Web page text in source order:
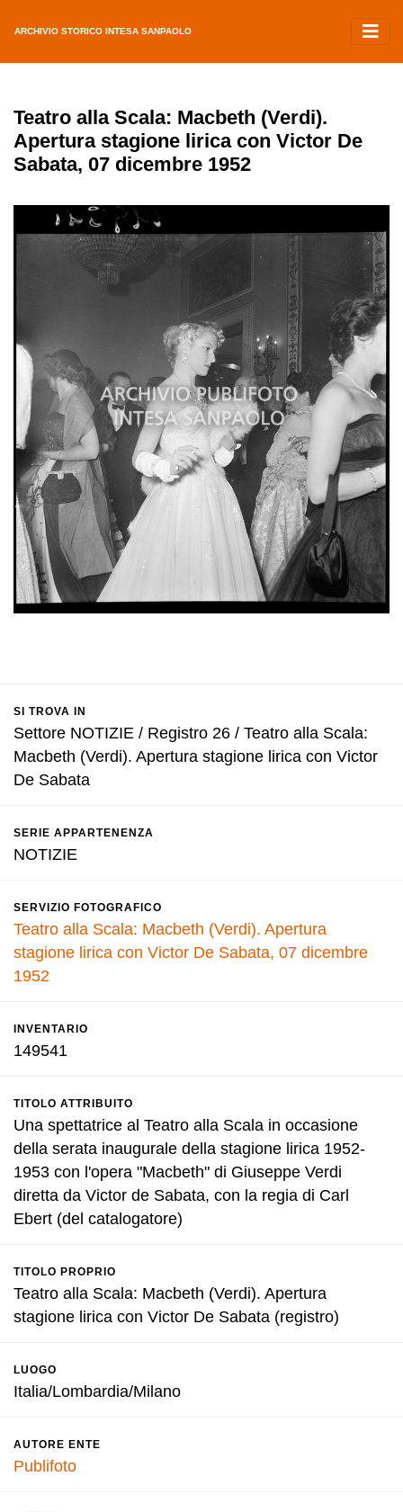
ARCHIVIO STORICO INTESA SANPAOLO
Teatro alla Scala: Macbeth (Verdi).
Apertura stagione lirica con Victor De
Sabata, 07 dicembre 1952
SI TROVA IN
Settore NOTIZIE / Registro 26 / Teatro alla Scala:
Macbeth (Verdi). Apertura stagione lirica con Victor
De Sabata
SERIE APPARTENENZA
NOTIZIE
SERVIZIO FOTOGRAFICO
Teatro alla Scala: Macbeth (Verdi). Apertura
stagione lirica con Victor De Sabata, 07 dicembre
1952
INVENTARIO
149541
TITOLO ATTRIBUITO
Una spettatrice al Teatro alla Scala in occasione
della serata inaugurale della stagione lirica 1952-
1953 con l'opera "Macbeth" di Giuseppe Verdi
diretta da Victor de Sabata, con la regia di Carl
Ebert (del catalogatore)
TITOLO PROPRIO
Teatro alla Scala: Macbeth (Verdi). Apertura
stagione lirica con Victor De Sabata (registro)
LUOGO
Italia/Lombardia/Milano
AUTORE ENTE
Publifoto